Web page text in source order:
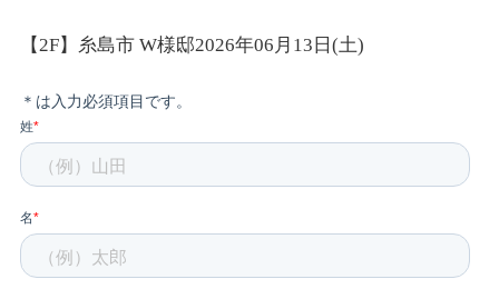
【2F】糸島市 W様邸2026年06月13日(土)